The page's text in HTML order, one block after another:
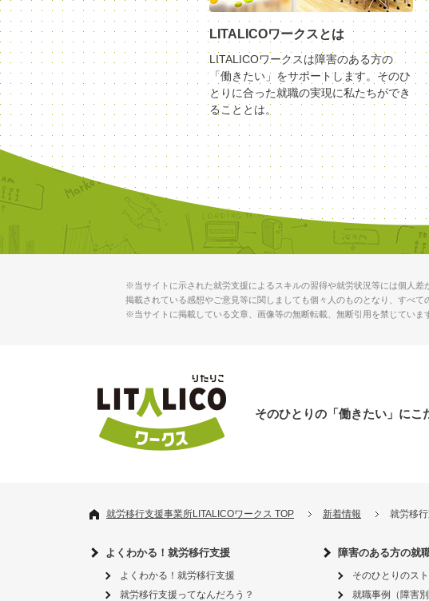
LITALICOワークスとは
LITALICOワークスは障害のある方の
「働きたい」をサポートします。そのひ
とりに合った就職の実現に私たちができ
ることとは。
※当サイトに示された就労支援によるスキルの習得や就労状況等には個人差
掲載されている感想やご意見等に関しましても個々人のものとなり、すべて
※当サイトに掲載している文章、画像等の無断転載、無断引用を禁じていま
そのひとりの「働きたい」にこ
就労移行支援事業所LITALICOワークス TOP 新着情報 就労移
よくわかる！就労移行支援
よくわかる！就労移行支援
就労移行支援ってなんだろう？
障害のある方の就
そのひとりのス
就職事例（障害別